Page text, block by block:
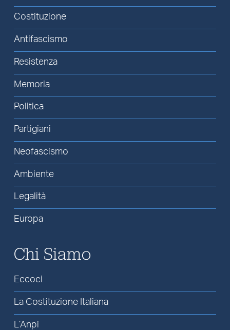
Costituzione
Antifascismo
Resistenza
Memoria
Politica
Partigiani
Neofascismo
Ambiente
Legalità
Europa
Chi Siamo
Eccoci
La Costituzione Italiana
L’Anpi